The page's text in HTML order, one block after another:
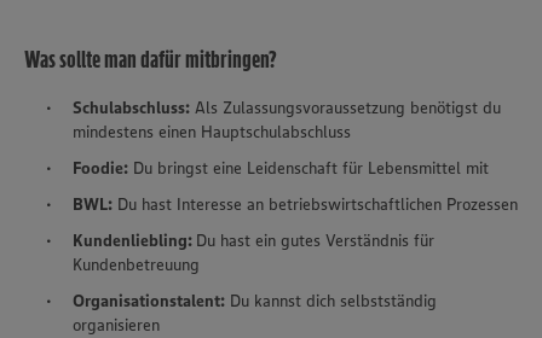
Was sollte man dafür mitbringen?
Schulabschluss: Als Zulassungsvoraussetzung benötigst du
mindestens einen Hauptschulabschluss
Foodie: Du bringst eine Leidenschaft für Lebensmittel mit
BWL: Du hast Interesse an betriebswirtschaftlichen Prozessen
Kundenliebling: Du hast ein gutes Verständnis für
Kundenbetreuung
Organisationstalent: Du kannst dich selbstständig
organisieren